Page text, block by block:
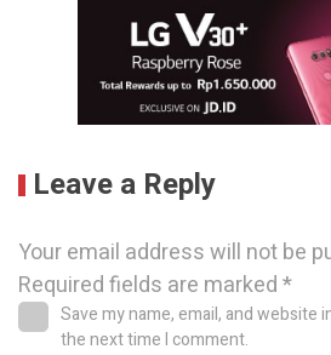
Leave a Reply
Your email address will not be
Required fields are marked*
Save my name, email, and website
the next time I comment.